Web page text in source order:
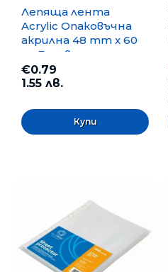
Лепяща лента
Acrylic Опаковъчна
акрилна 48 mm x 60
m, Безцветна
€0.79
1.55 лв.